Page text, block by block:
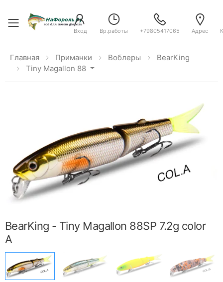
Toggle menu
Вход Вр.работы +79805417065 Адрес
Главная Приманки Воблеры
BearKing
Tiny Magallon 88
BearKing - Tiny Magallon 88SP 7.2g color
A